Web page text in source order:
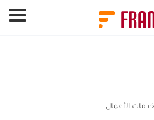
خدمات الأعمال
لوحة إدارة ملفات تعريف الارتباط